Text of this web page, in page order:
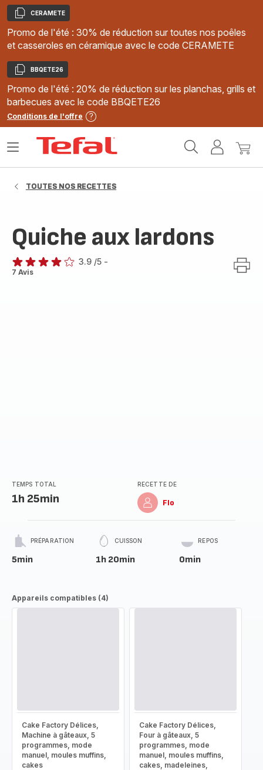
Copier
CERAMETE
Promo de l'été : 30% de réduction sur toutes nos poêles
et casseroles en céramique avec le code CERAMETE
Copier
BBQETE26
Promo de l'été : 20% de réduction sur les planchas, grills et
barbecues avec le code BBQETE26
Conditions de l'offre
MonMon
Ouvrir
TOUTES NOS RECETTES
Quiche aux lardons
ratings.3.9
3.9 /5 -
7 Avis
TEMPS TOTAL
1h 25min
RECETTE DE
Flo
PRÉPARATION
5min
CUISSON
1h 20min
REPOS
0min
Appareils compatibles (4)
Cake Factory Délices,
Machine à gâteaux, 5
programmes, mode
manuel, moules muffins,
cakes
Cake Factory Délices,
Four à gâteaux, 5
programmes, mode
manuel, moules muffins,
cakes, madeleines,